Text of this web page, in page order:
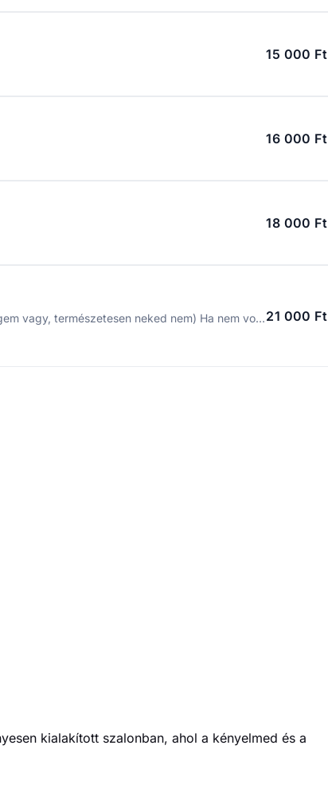
15 000 Ft
16 000 Ft
18 000 Ft
Ez az időpont foglalóhoz kötött!! (Ha visszajáró vendégem vagy, természetesen neked nem) Ha nem voltál még nálam kérlek keress meg üzenetben messengeren, hogy minden fontos információt el tudjak mondani. Az utolsó pillanatban lemondott és a le sem mondott időpontok miatt, amennyiben még nem jártál nálam foglaló ellenében tudom visszaigazolni az időpontodat. A foglaló a választott szolgáltatás 50%-a. Ez természetesen levonódik a szolgáltatás árából. A foglalót azonnali átutalással 24 órán belül tudod rendezni, utalás hiányában az időpont törlődni fog. Név: Varga Nóra Számlaszám: 11773487-01363661 OTP Bank21 000 Ft
kialakított szalonban, ahol a kényelmed és a